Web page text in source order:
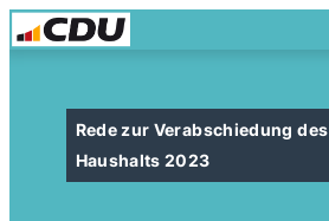
Rede zur Verabschiedung des
Haushalts 2023